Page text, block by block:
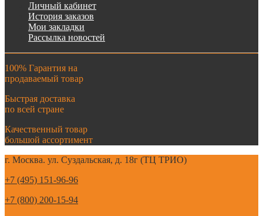
Личный кабинет
История заказов
Мои закладки
Рассылка новостей
100% Гарантия на
продаваемый товар
Быстрая доставка
по всей стране
Качественный товар
большой ассортимент
г. Москва. ул. Суздальская, д. 18г (ТЦ ТРИО)
+7 (495) 151-96-96
+7 (800) 200-15-94